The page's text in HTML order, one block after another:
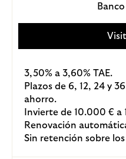
3,50% a 3,60% TAE.
Plazos de 6, 12, 24 y
ahorro.
Invierte de 10.000 €
Renovación
Sin retención sobre